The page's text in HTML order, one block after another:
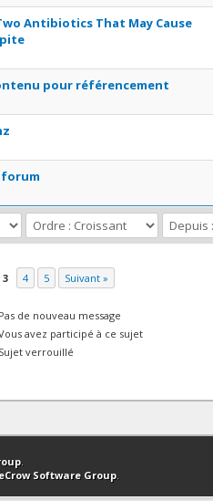
Antibiotics That May Cause
pour référencement
3 4 5 Suivant »
Pas de nouveau message
avez participé à ce sujet
Sujet verrouillé
en haut Version bas-débit
.
Software Group.